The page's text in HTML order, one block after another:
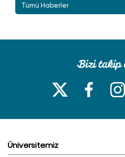
Tümü Haberler
Üniversitemiz